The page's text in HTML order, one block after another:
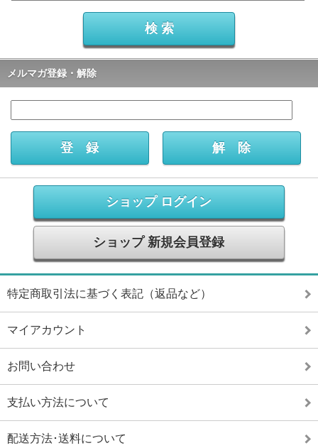
メルマガ登録・解除
ショップ ログイン
ショップ 新規会員登録
特定商取引法に基づく表記（返品など）
マイアカウント
お問い合わせ
支払い方法について
配送方法･送料について